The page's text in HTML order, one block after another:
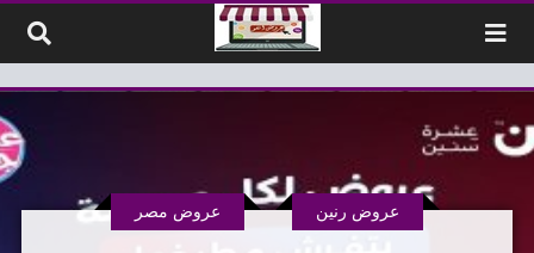
عروض رنين عروض مصر